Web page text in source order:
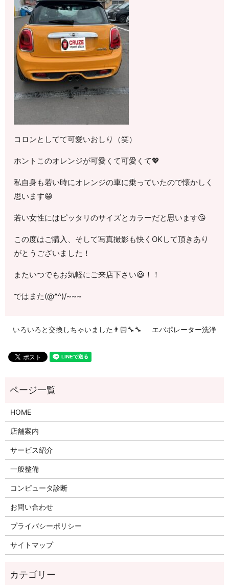
コロンとしてて可愛いおしり（笑）
ホントこのオレンジが可愛くて可愛くて💖
私自身も若い時にオレンジの車に乗っていたので懐かしく
思います😁
若い女性にはピッタリのサイズとカラーだと思います😘
この度はご購入、そして写真撮影も快くOKして頂きあり
がとうございました！
またいつでもお気軽にご来店下さい😃！！
ではまた(@^^)/~~~
いろいろと交換しちゃいました👨🏻‍🔧🔧 エバポレーター洗浄
HOME
店舗案内
サービス紹介
一般整備
コンピュータ診断
お問い合わせ
プライバシーポリシー
サイトマップ